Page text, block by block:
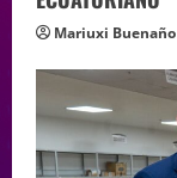
Mariuxi Buenaño